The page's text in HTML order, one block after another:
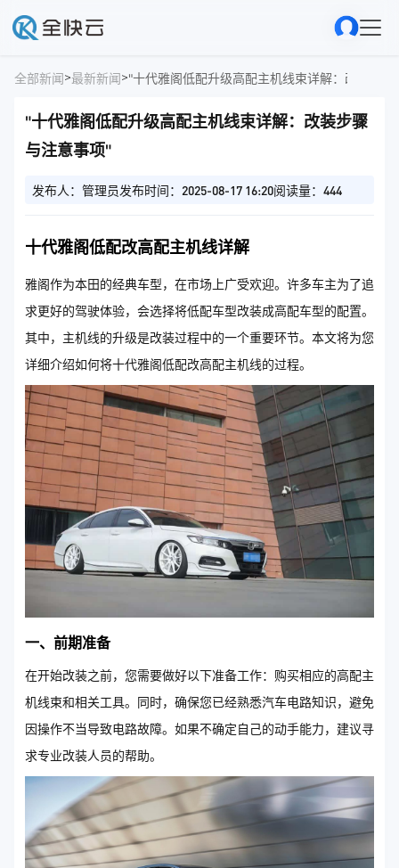
全部新闻>最新新闻>"十代雅阁低配升级高配主机线束详解：改装步骤
"十代雅阁低配升级高配主机线束详解：改装步骤
与注意事项"
发布人：管理员发布时间：2025-08-17 16:20阅读量：444
十代雅阁低配改高配主机线详解
雅阁作为本田的经典车型，在市场上广受欢迎。许多车主为了追
求更好的驾驶体验，会选择将低配车型改装成高配车型的配置。
其中，主机线的升级是改装过程中的一个重要环节。本文将为您
详细介绍如何将十代雅阁低配改高配主机线的过程。
一、前期准备
在开始改装之前，您需要做好以下准备工作：购买相应的高配主
机线束和相关工具。同时，确保您已经熟悉汽车电路知识，避免
因操作不当导致电路故障。如果不确定自己的动手能力，建议寻
求专业改装人员的帮助。